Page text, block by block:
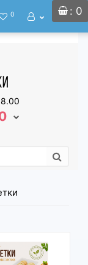
: 0
0